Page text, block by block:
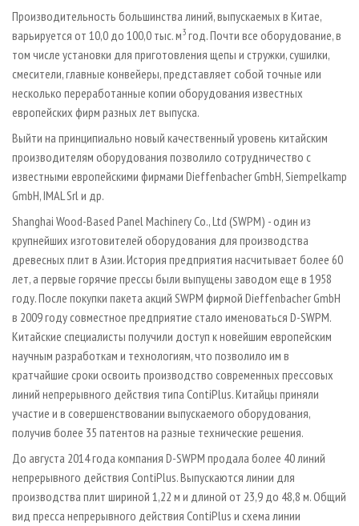
Производительность большинства линий, выпускаемых в Китае,
варьируется от 10,0 до 100,0 тыс. м3 год. Почти все оборудование, в
том числе установки для приготовления щепы и стружки, сушилки,
смесители, главные конвейеры, представляет собой точные или
несколько переработанные копии оборудования известных
европейских фирм разных лет выпуска.
Выйти на принципиально новый качественный уровень китайским
производителям оборудования позволило сотрудничество с
известными европейскими фирмами Dieffenbacher GmbH, Siempelkamp
GmbH, IMAL Srl и др.
Shanghai Wood-Based Panel Machinery Co., Ltd (SWPM) - один из
крупнейших изготовителей оборудования для производства
древесных плит в Азии. История предприятия насчитывает более 60
лет, а первые горячие прессы были выпущены заводом еще в 1958
году. После покупки пакета акций SWPM фирмой Dieffenbacher GmbH
в 2009 году совместное предприятие стало именоваться D-SWPM.
Китайские специалисты получили доступ к новейшим европейским
научным разработкам и технологиям, что позволило им в
кратчайшие сроки освоить производство современных прессовых
линий непрерывного действия типа ContiPlus. Китайцы приняли
участие и в совершенствовании выпускаемого оборудования,
получив более 35 патентов на разные технические решения.
До августа 2014 года компания D-SWPM продала более 40 линий
непрерывного действия ContiPlus. Выпускаются линии для
производства плит шириной 1,22 м и длиной от 23,9 до 48,8 м. Общий
вид пресса непрерывного действия ContiPlus и схема линии